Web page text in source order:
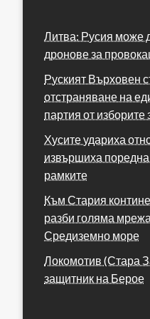
Литва: Русия може
дронове за
Руският Върховен
отстраняване на
партия от
Хусите удариха
извършиха
рамките
Към Стария
разби голяма
Средиземно море
Локомотив (Стара
защитник на Берое